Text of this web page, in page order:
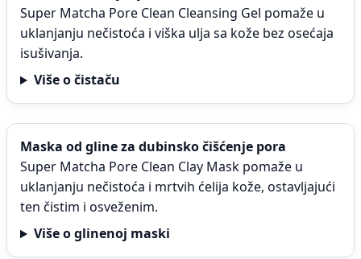
Super Matcha Pore Clean Cleansing Gel pomaže u
uklanjanju nečistoća i viška ulja sa kože bez osećaja
isušivanja.
Više o čistaču
Maska od gline za dubinsko čišćenje pora
Super Matcha Pore Clean Clay Mask pomaže u
uklanjanju nečistoća i mrtvih ćelija kože, ostavljajući
ten čistim i osveženim.
Više o glinenoj maski